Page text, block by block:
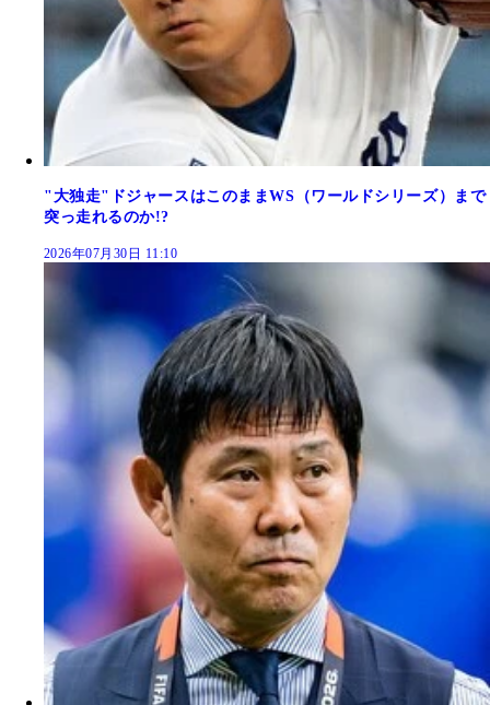
"大独走"ドジャースはこのままWS（ワールドシリーズ）まで
突っ走れるのか!?
2026年07月30日 11:10